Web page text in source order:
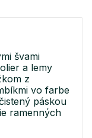
švami
a lemy
z
vo farbe
páskou
ramenných